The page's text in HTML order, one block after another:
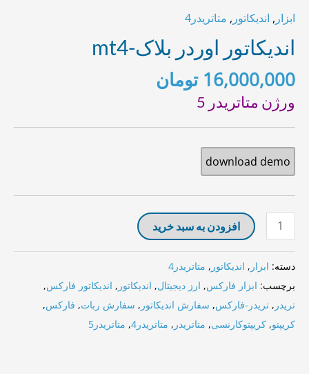
ابزار , اندیکاتور , متاتریدر4
اندیکاتور اوردر بلاک-mt4
16,000,000 تومان
ورژن متاتریدر 5
download demo
افزودن به سبد خرید
دسته: ابزار , اندیکاتور , متاتریدر4
برچسب: ابزار فارکس, ارز دیجیتال, اندیکاتور , اندیکاتور فارکس,
تریدر , تریدر-فارکس, سفارش اندیکاتور , سفارش ربات, فارکس,
کریپتو, کریپتوکارنسی, متاتریدر , متاتریدر4 , متاتریدر5